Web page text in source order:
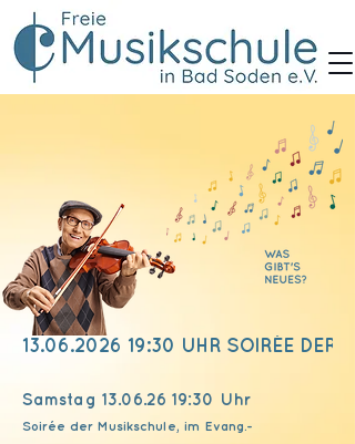
13.06.2026 19:30 UHR SOIRÉE DER
Samstag 13.06.26 19:30 Uhr
Soirée der Musikschule, im Evang.-